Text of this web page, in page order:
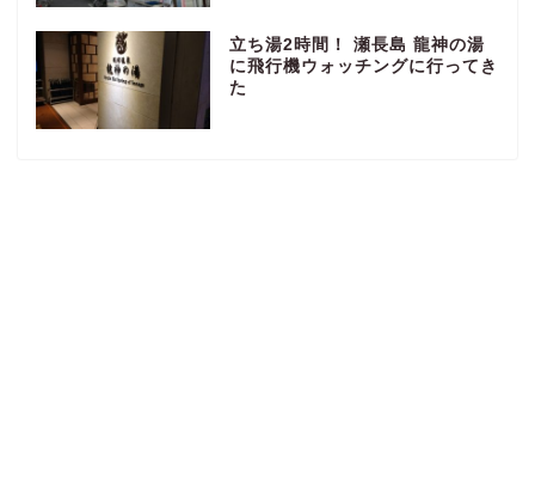
立ち湯2時間！ 瀬長島 龍神の湯
に飛行機ウォッチングに行ってき
た